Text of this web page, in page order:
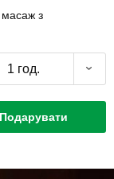
масаж з
1 год.
Подарувати